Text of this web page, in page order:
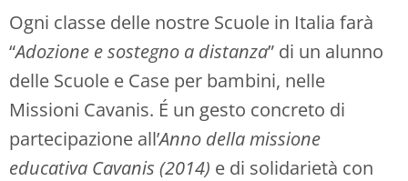
Ogni classe delle nostre Scuole in Italia farà
“Adozione e sostegno a distanza” di un alunno
delle Scuole e Case per bambini, nelle
Missioni Cavanis. É un gesto concreto di
partecipazione all’Anno della missione
educativa Cavanis (2014) e di solidarietà con